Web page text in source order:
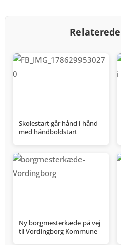
Skolestart går hånd i hånd
med håndboldstart
Ny borgmesterkæde på vej
til Vordingborg Kommune